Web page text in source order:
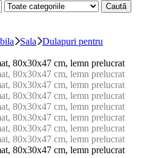
Caută
Sala
Dulapuri pentru